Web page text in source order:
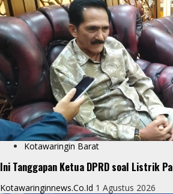
Kotawaringin Barat
Ini Tanggapan Ketua DPRD soal Listrik
Kotawaringinnews.co.id 1 Agustus 2026